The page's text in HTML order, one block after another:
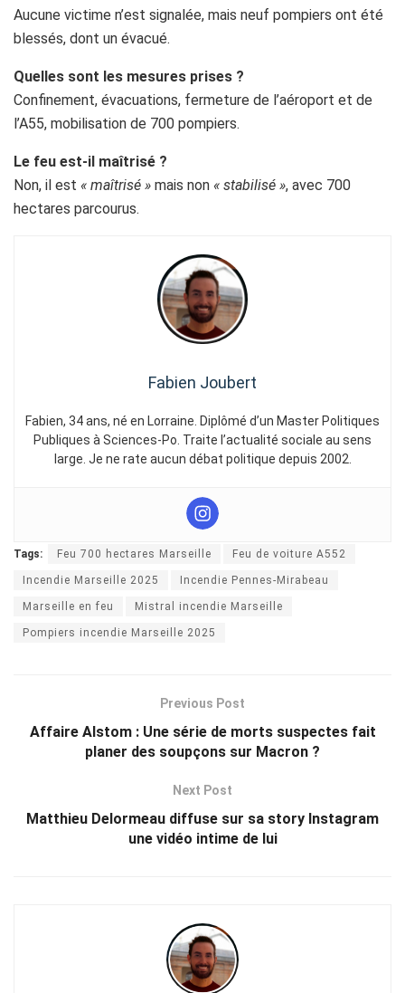
Aucune victime n’est signalée, mais neuf pompiers ont été
blessés, dont un évacué.
Quelles sont les mesures prises ?
Confinement, évacuations, fermeture de l’aéroport et de
l’A55, mobilisation de 700 pompiers.
Le feu est-il maîtrisé ?
Non, il est « maîtrisé » mais non « stabilisé », avec 700
hectares parcourus.
Fabien Joubert
Fabien, 34 ans, né en Lorraine. Diplômé d’un Master Politiques
Publiques à Sciences-Po. Traite l’actualité sociale au sens
large. Je ne rate aucun débat politique depuis 2002.
Tags: Feu 700 hectares Marseille Feu de voiture A552
Incendie Marseille 2025 Incendie Pennes-Mirabeau
Marseille en feu Mistral incendie Marseille
Pompiers incendie Marseille 2025
Previous Post
Affaire Alstom : Une série de morts suspectes fait
planer des soupçons sur Macron ?
Next Post
Matthieu Delormeau diffuse sur sa story Instagram
une vidéo intime de lui